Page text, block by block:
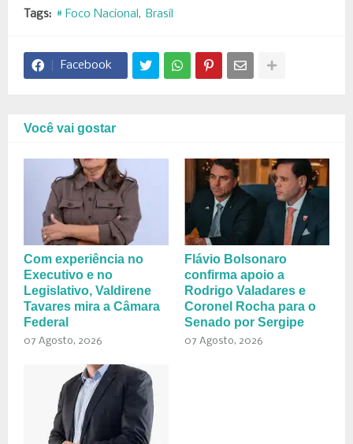
Tags: # Foco Nacional Brasil
Facebook
Você vai gostar
Com experiência no
Executivo e no
Legislativo, Valdirene
Tavares mira a Câmara
Federal
07 Agosto, 2026
Flávio Bolsonaro
confirma apoio a
Rodrigo Valadares e
Coronel Rocha para o
Senado por Sergipe
07 Agosto, 2026